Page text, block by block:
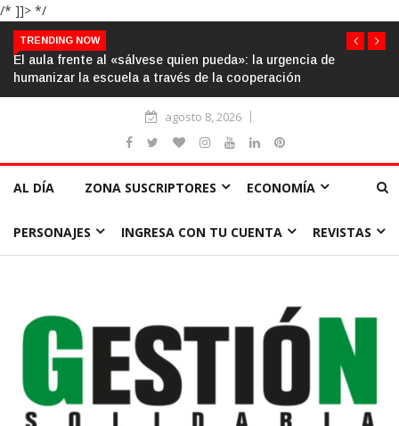
/* ]]> */
TRENDING NOW
El aula frente al «sálvese quien pueda»: la urgencia de
humanizar la escuela a través de la cooperación
agosto 8, 2026
AL DÍA ZONA SUSCRIPTORES ECONOMÍA
PERSONAJES INGRESA CON TU CUENTA REVISTAS